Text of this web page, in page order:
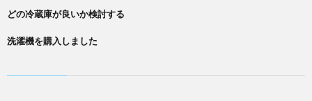
どの冷蔵庫が良いか検討する
洗濯機を購入しました